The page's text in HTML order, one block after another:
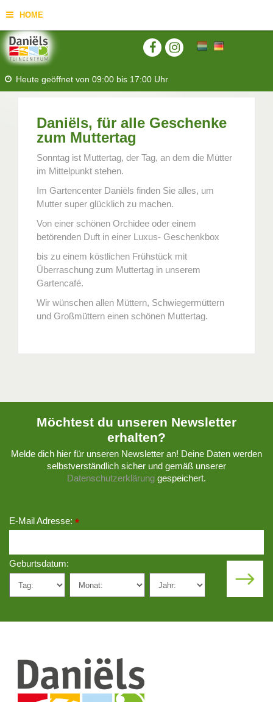
HOME
Heute geöffnet von 09:00 bis 17:00 Uhr
Daniëls, für alle Geschenke
zum Muttertag
Sonntag ist Muttertag, der Tag, an dem die Mütter
im Mittelpunkt stehen.
Im Gartencenter Daniëls finden Sie alles, um
Mutter super glücklich zu machen.
Von einer schönen Orchidee oder einem
betörenden Duft in einer Luxus- Geschenkbox
bis zu einem köstlichen Frühstück mit
Überraschung zum Muttertag in unserem
Gartencafé.
Wir wünschen allen Müttern, Schwiegermüttern
und Großmüttern einen schönen Muttertag.
Möchtest du unseren Newsletter
erhalten?
Melde dich hier für unseren Newsletter an! Deine Daten werden
selbstverständlich sicher und gemäß unserer
Datenschutzerklärung gespeichert.
E-Mail Adresse: *
Geburtsdatum: